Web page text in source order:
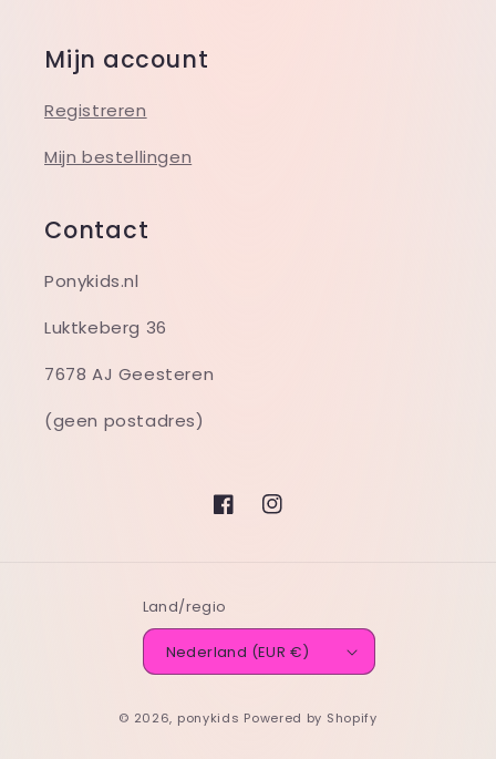
Mijn account
Registreren
Mijn bestellingen
Contact
Ponykids.nl
Luktkeberg 36
7678 AJ Geesteren
(geen postadres)
FacebookInstagram
Land/regio
Nederland (EUR €)
© 2026, ponykids Powered by Shopify